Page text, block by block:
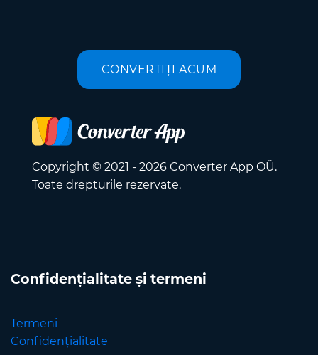
CONVERTIȚI ACUM
Copyright © 2021 - 2026 Converter App OÜ.
Toate drepturile rezervate.
Confidențialitate și termeni
Termeni
Confidențialitate